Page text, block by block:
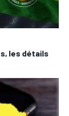
les détails